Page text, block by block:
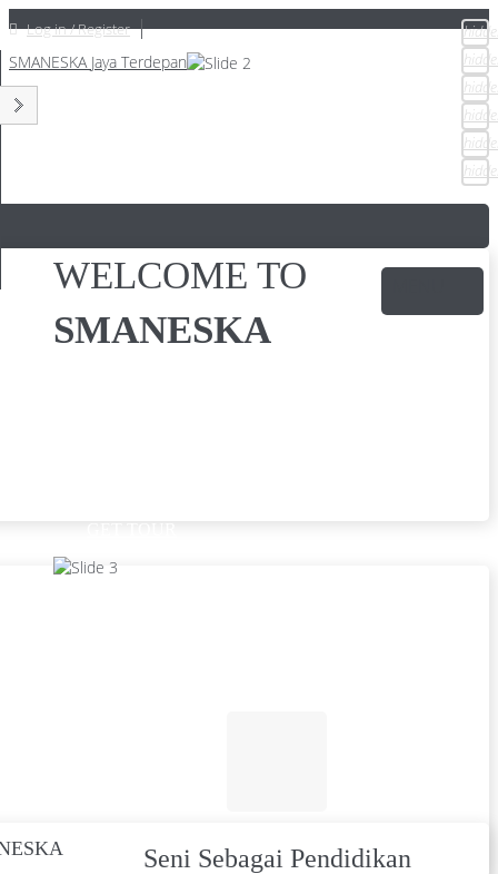
Log in / Register
SMANESKA Jaya Terdepan
WELCOME TO
SMANESKA
Seni Sebagai Pendidikan